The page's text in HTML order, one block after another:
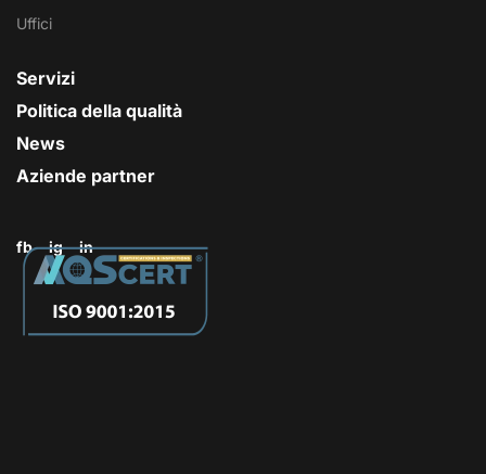
Uffici
Servizi
Politica della qualità
News
Aziende partner
fb ig in